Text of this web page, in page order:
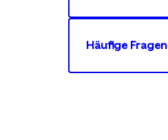
Häufige Fragen